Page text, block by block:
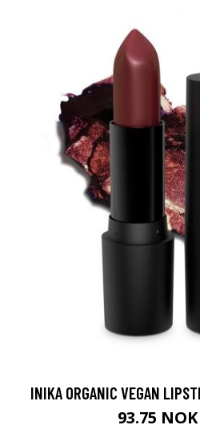
INIKA ORGANIC VEGAN
93.75 NOK